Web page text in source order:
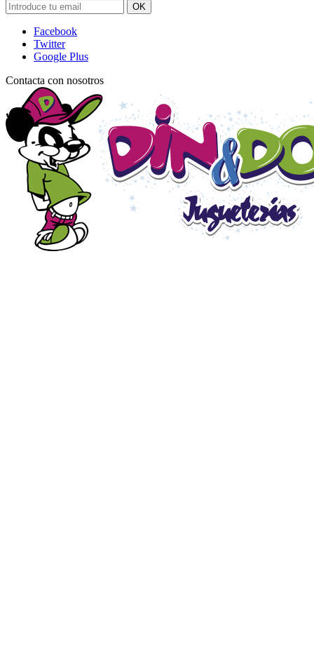
OK
Facebook
Twitter
Google Plus
Contacta con nosotros